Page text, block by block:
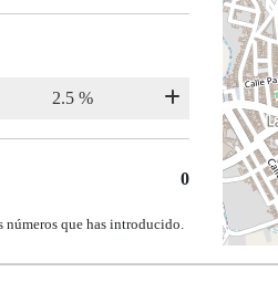
0
números que has introducido.